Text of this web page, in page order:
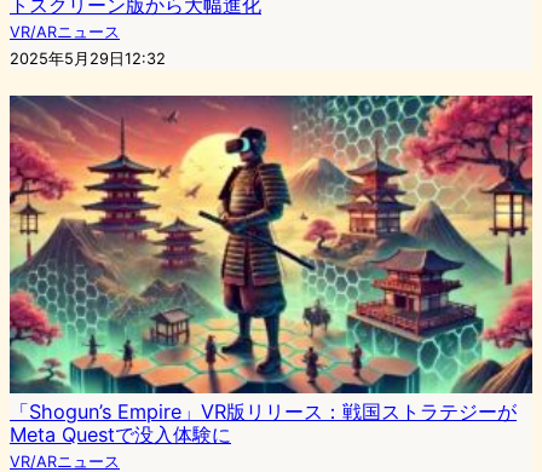
VR/ARニュース
2025年5月29日12:32
「Shogun’s Empire」VR版リリース：戦国ストラテジーが
Meta Questで没入体験に
VR/ARニュース